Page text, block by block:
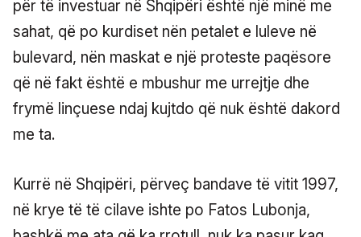
për të investuar në Shqipëri është një minë me
sahat, që po kurdiset nën petalet e luleve në
bulevard, nën maskat e një proteste paqësore
që në fakt është e mbushur me urrejtje dhe
frymë linçuese ndaj kujtdo që nuk është dakord
me ta.
Kurrë në Shqipëri, përveç bandave të vitit 1997,
në krye të të cilave ishte po Fatos Lubonja,